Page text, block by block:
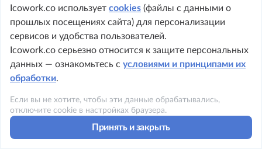
Icowork.co использует cookies (файлы с данными о
прошлых посещениях сайта) для персонализации
сервисов и удобства пользователей.
Icowork.co серьезно относится к защите персональных
данных — ознакомьтесь с условиями и принципами их
обработки.
Если вы не хотите, чтобы эти данные обрабатывались,
отключите cookie в настройках браузера.
Принять и закрыть
+ 7 495 149-8999
Политика конфиденциальности
Условия использования